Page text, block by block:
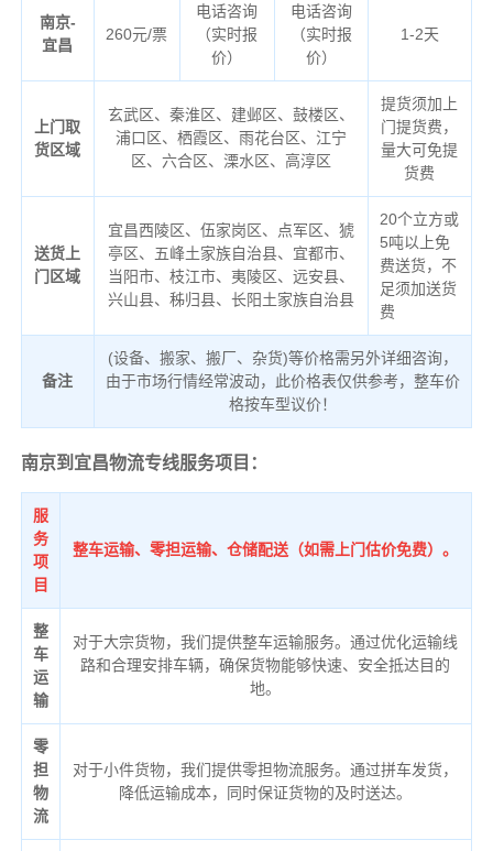
南京-
宜昌
260元/票
电话咨询
（实时报
价）
电话咨询
（实时报
价）
1-2天
上门取
货区域
玄武区、秦淮区、建邺区、鼓楼区、
浦口区、栖霞区、雨花台区、江宁
区、六合区、溧水区、高淳区
提货须加上
门提货费，
量大可免提
货费
送货上
门区域
宜昌西陵区、伍家岗区、点军区、猇
亭区、五峰土家族自治县、宜都市、
当阳市、枝江市、夷陵区、远安县、
兴山县、秭归县、长阳土家族自治县
20个立方或
5吨以上免
费送货，不
足须加送货
费
备注
(设备、搬家、搬厂、杂货)等价格需另外详细咨询，
由于市场行情经常波动，此价格表仅供参考，整车价
格按车型议价！
南京到宜昌物流专线服务项目：
服
务
项
目
整车运输、零担运输、仓储配送（如需上门估价免费）。
整
车
运
输
对于大宗货物，我们提供整车运输服务。通过优化运输线
路和合理安排车辆，确保货物能够快速、安全抵达目的
地。
零
担
物
流
对于小件货物，我们提供零担物流服务。通过拼车发货，
降低运输成本，同时保证货物的及时送达。